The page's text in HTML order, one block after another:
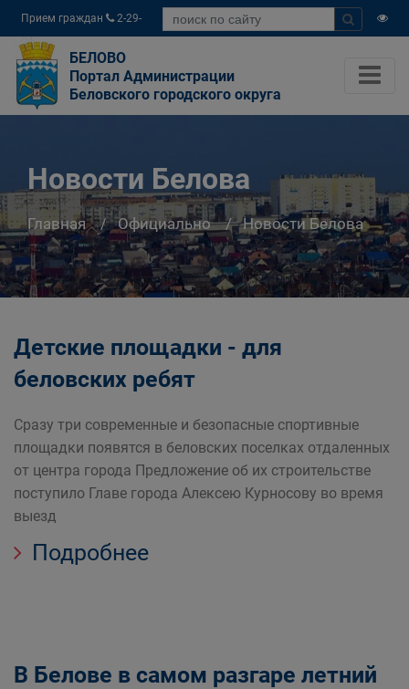
Прием граждан
2-29-
04
БЕЛОВО
Портал Администрации
Беловского городского округа
Новости Белова
Главная Официально Новости Белова
Детские площадки - для
беловских ребят
Сразу три современные и безопасные спортивные
площадки появятся в беловских поселках отдаленных
от центра города Предложение об их строительстве
поступило Главе города Алексею Курносову во время
выезд
Подробнее
В Белове в самом разгаре летний